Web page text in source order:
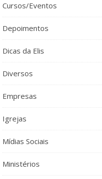
Cursos/Eventos
Depoimentos
Dicas da Elis
Diversos
Empresas
Igrejas
Mídias Sociais
Ministérios